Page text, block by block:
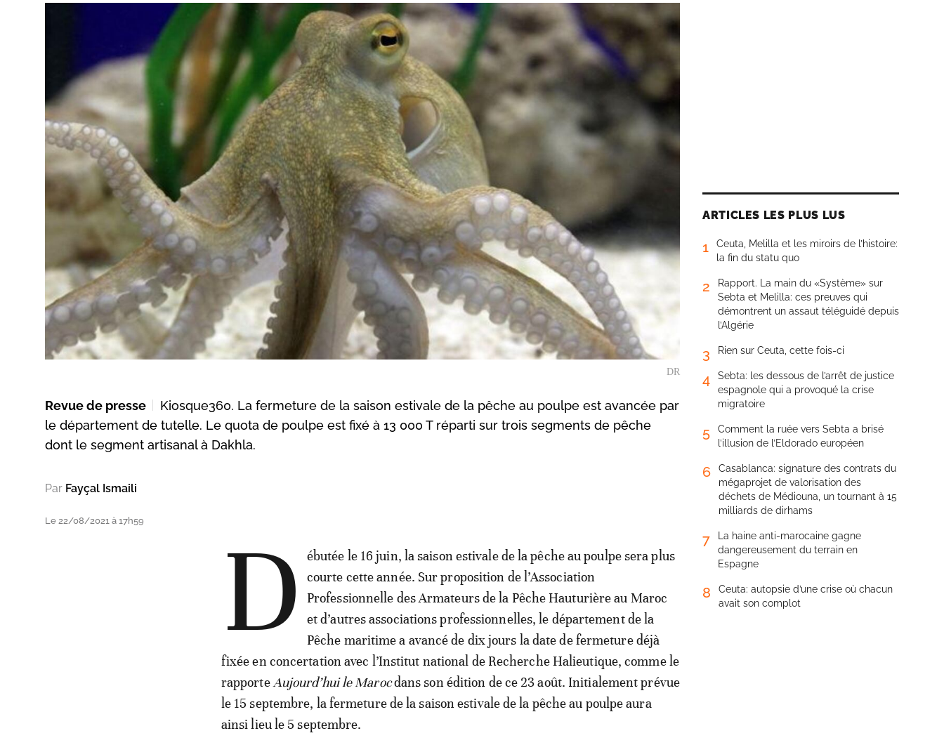
DR
Revue de presse
Kiosque360. La fermeture de la saison estivale de la pêche au poulpe est avancée par
le département de tutelle. Le quota de poulpe est fixé à 13 000 T réparti sur trois segments de pêche
dont le segment artisanal à Dakhla.
Par Fayçal Ismaili
Le 22/08/2021 à 17h59 D
ébutée le 16 juin, la saison estivale de la pêche au poulpe sera plus
courte cette année. Sur proposition de l’Association
Professionnelle des Armateurs de la Pêche Hauturière au Maroc
et d’autres associations professionnelles, le département de la
Pêche maritime a avancé de dix jours la date de fermeture déjà
fixée en concertation avec l’Institut national de Recherche Halieutique, comme le
rapporteAujourd’hui le Marocdans son édition de ce 23 août. Initialement prévue
le 15 septembre, la fermeture de la saison estivale de la pêche au poulpe aura
ainsi lieu le 5 septembre.
ARTICLES LES PLUS LUS
1
Ceuta, Melilla et les miroirs de l’histoire:
la fin du statu quo
2
Rapport. La main du «Système» sur
Sebta et Melilla: ces preuves qui
démontrent un assaut téléguidé depuis
l’Algérie
3 Rien sur Ceuta, cette fois-ci
4
Sebta: les dessous de l’arrêt de justice
espagnole qui a provoqué la crise
migratoire
5
Comment la ruée vers Sebta a brisé
l’illusion de l’Eldorado européen
6
Casablanca: signature des contrats du
mégaprojet de valorisation des
déchets de Médiouna, un tournant à 15
milliards de dirhams
7
La haine anti-marocaine gagne
dangereusement du terrain en
Espagne
8
Ceuta: autopsie d’une crise où chacun
avait son complot